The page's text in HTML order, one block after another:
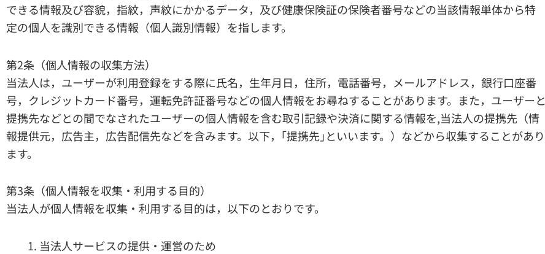
できる情報及び容貌，指紋，声紋にかかるデータ，及び健康保険証の保険者番号などの当該情報単体から特
定の個人を識別できる情報（個人識別情報）を指します。
第2条（個人情報の収集方法）
当法人は，ユーザーが利用登録をする際に氏名，生年月日，住所，電話番号，メールアドレス，銀行口座番
号，クレジットカード番号，運転免許証番号などの個人情報をお尋ねすることがあります。また，ユーザーと
提携先などとの間でなされたユーザーの個人情報を含む取引記録や決済に関する情報を,当法人の提携先（情
報提供元，広告主，広告配信先などを含みます。以下，｢提携先｣といいます。）などから収集することがあり
ます。
第3条（個人情報を収集・利用する目的）
当法人が個人情報を収集・利用する目的は，以下のとおりです。
当法人サービスの提供・運営のため